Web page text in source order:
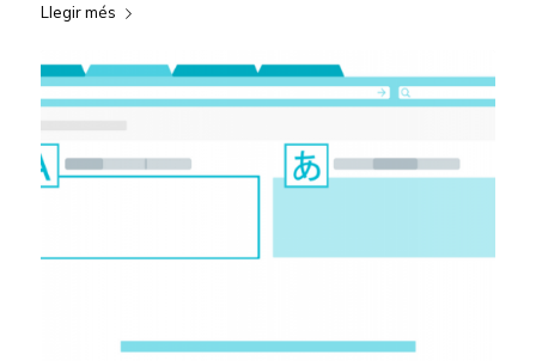
Llegir més